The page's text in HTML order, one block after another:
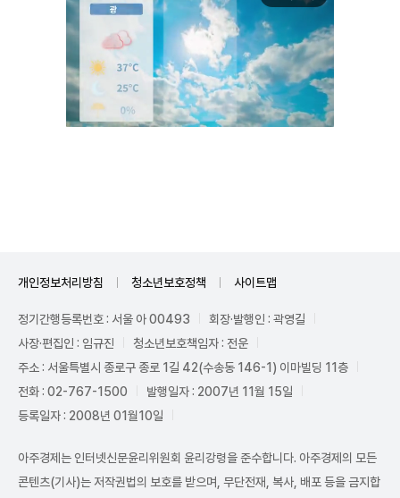
개인정보처리방침 청소년보호정책 사이트맵
정기간행등록번호 : 서울 아 00493
회장·발행인 : 곽영길
사장·편집인 : 임규진
청소년보호책임자 : 전운
주소 : 서울특별시 종로구 종로 1길 42(수송동 146-1) 이마빌딩 11층
전화 : 02-767-1500
발행일자 : 2007년 11월 15일
등록일자 : 2008년 01월10일
아주경제는 인터넷신문윤리위원회 윤리강령을 준수합니다. 아주경제의 모든
콘텐츠(기사)는 저작권법의 보호를 받으며, 무단전재, 복사, 배포 등을 금지합